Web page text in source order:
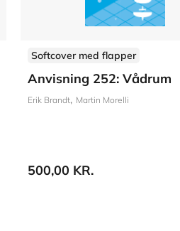
Softcover med flapper
Anvisning 252: Vådrum
Erik Brandt Martin Morelli
500,00 KR.